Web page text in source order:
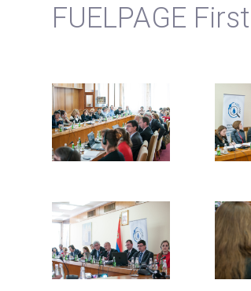
FUELPAGE